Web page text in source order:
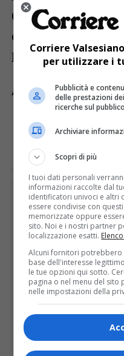
(Loco-Motore), è
due valsesiane,
Pia Giacobino di
ARGOMENTI CORRELATI:
E TU
Corriere
per utilizzare i
Pubblicità e
delle prestazioni
ricerche sul
Archiviare
Scopri di più
I tuoi dati personali
informazioni raccolte dal
identificatori univoci e
essere condivise con
memorizzate oppure
sito. Noi e i nostri partner
localizzazione esatti.
Alcuni fornitori potrebbero
base dell'interesse
le tue opzioni qui sotto.
pagina o nel menu del sito
nelle impostazioni della